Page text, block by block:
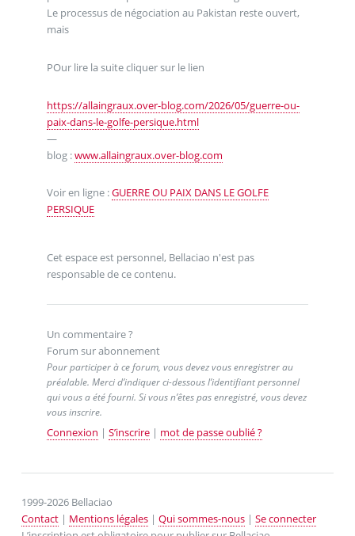
Le processus de négociation au Pakistan reste ouvert,
mais
POur lire la suite cliquer sur le lien
https://allaingraux.over-blog.com/2026/05/guerre-ou-
paix-dans-le-golfe-persique.html
—
blog :www.allaingraux.over-blog.com
Voir en ligne :GUERRE OU PAIX DANS LE GOLFE
PERSIQUE
Cet espace est personnel, Bellaciao n'est pas
responsable de ce contenu.
Un commentaire ?
Forum sur abonnement
Pour participer à ce forum, vous devez vous enregistrer au
préalable. Merci d’indiquer ci-dessous l’identifiant personnel
qui vous a été fourni. Si vous n’êtes pas enregistré, vous devez
vous inscrire.
Connexion | S’inscrire| mot de passe oublié ?
1999-2026 Bellaciao
Contact| Mentions légales| Qui sommes-nous| Se connecter